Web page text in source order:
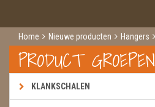
Home Nieuwe producten Hangers
PRODUCT GROEPEN
KLANKSCHALEN